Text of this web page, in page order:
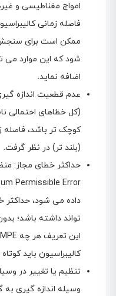
امواج مغناطیسی و
فاصله زمانی
ممکن است برای سنجش
شود که این موارد می
اضافه نماید.
عدم قطعیت اندازه
(کل خطاهای احتمالی
کوچک تر باشد، فاصله
(بلند تر) در نظر گرفت.
حداکثر خطای مجاز:
داده می شود، حداکثر
تواند داشته باشد؛
کالیبراسیون باید
تنظیم یا تغییر در
وسیله اندازه گیری به